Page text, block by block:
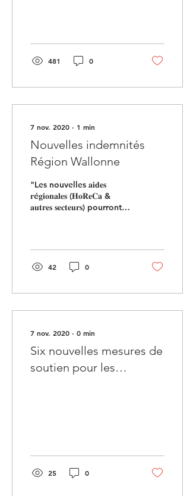
481 0
7 nov. 2020 ∙ 1 min
Nouvelles indemnités
Région Wallonne
"Les nouvelles 𝐚𝐢𝐝𝐞𝐬
𝐫é𝐠𝐢𝐨𝐧𝐚𝐥𝐞𝐬 (𝐇𝐨𝐑𝐞𝐂𝐚 &
𝐚𝐮𝐭𝐫𝐞𝐬 𝐬𝐞𝐜𝐭𝐞𝐮𝐫𝐬) pourront
42 0
7 nov. 2020 ∙ 0 min
Six nouvelles mesures de
soutien pour les
25 0